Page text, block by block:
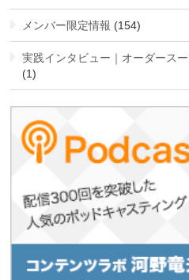
メンバー限定情報 (154)
実践インタビュー｜オーダース
(1)